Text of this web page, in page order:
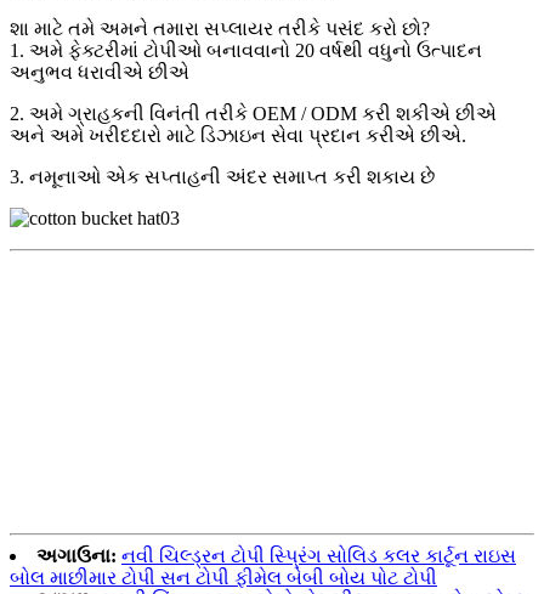
શા માટે તમે અમને તમારા સપ્લાયર તરીકે પસંદ કરો છો?
1. અમે ફેક્ટરીમાં ટોપીઓ બનાવવાનો 20 વર્ષથી વધુનો ઉત્પાદન
અનુભવ ધરાવીએ છીએ
2. અમે ગ્રાહકની વિનંતી તરીકે OEM / ODM કરી શકીએ છીએ
અને અમે ખરીદદારો માટે ડિઝાઇન સેવા પ્રદાન કરીએ છીએ.
3. નમૂનાઓ એક સપ્તાહની અંદર સમાપ્ત કરી શકાય છે
અગાઉના: નવી ચિલ્ડ્રન ટોપી સ્પ્રિંગ સોલિડ કલર કાર્ટૂન રાઇસ
બોલ માછીમાર ટોપી સન ટોપી ફીમેલ બેબી બોય પોટ ટોપી